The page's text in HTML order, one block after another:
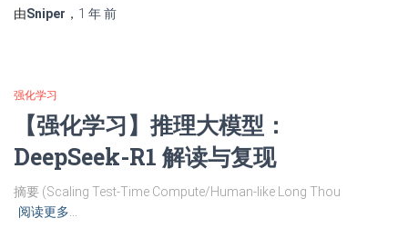
由Sniper ， 1 年前
强化学习
【强化学习】推理大模型：
DeepSeek-R1 解读与复现
摘要 (Scaling Test-Time Compute/Human-like Long Thou
阅读更多…